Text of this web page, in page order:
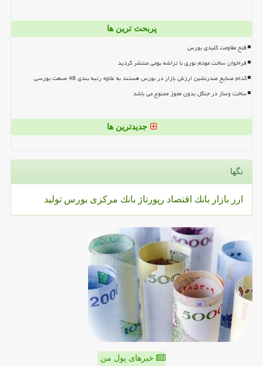
پربحث ترین ها
فتح مقاومت کلیدی بورس
فراخوان ساخت مودم نوری با تراشه بومی منتشر گردید
کدام صنایع صدرنشین ارزش بازار در بورس هستند به علاوه رتبه بندی 48 صنعت بورسی
ساخت وساز در جنگل بدون مجوز ممنوع می باشد
جدیدترین ها
تگها
ارز بازار بانك اقتصاد رپورتاژ بانك مركزی بورس تولید
خبرهای پول من